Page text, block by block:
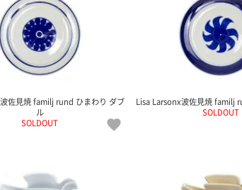
佐見焼 familj rund ひまわり ダブ
ル
SOLDOUT
Lisa Larsonx波佐見焼 familj
SOLDOUT